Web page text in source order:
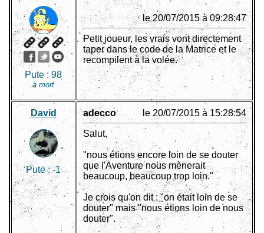
Pute : 98
à mort
le 20/07/2015 à 09:28:47
Petit joueur, les vrais vont directement
taper dans le code de la Matrice et le
recompilent à la volée.
David
Pute :-1
adecco le 20/07/2015 à 15:28:54
Salut,
"nous étions encore loin de se douter
que l'Aventure nous mènerait
beaucoup, beaucoup trop loin."
Je crois qu'on dit : "on était loin de se
douter" mais "nous étions loin de nous
douter".